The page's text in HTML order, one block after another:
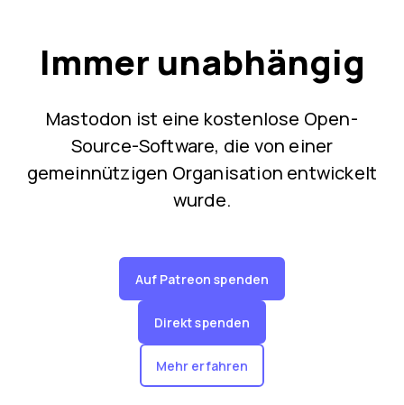
Immer unabhängig
Mastodon ist eine kostenlose Open-
Source-Software, die von einer
gemeinnützigen Organisation entwickelt
wurde.
Auf Patreon spenden
Direkt spenden
Mehr erfahren